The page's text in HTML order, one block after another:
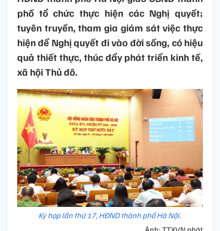
phố tổ chức thực hiện các Nghị quyết;
tuyên truyền, tham gia giám sát việc thực
hiện để Nghị quyết đi vào đời sống, có hiệu
quả thiết thực, thúc đẩy phát triển kinh tế,
xã hội Thủ đô.
Kỳ họp lần thứ 17, HĐND thành phố Hà Nội.